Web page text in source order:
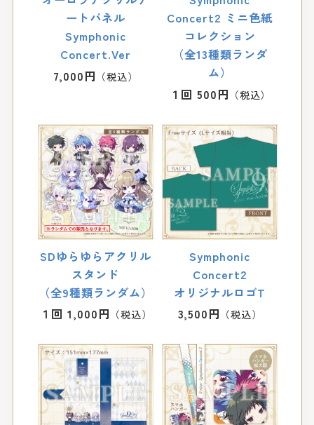
ートパネル
Symphonic
Concert.Ver
7,000円
Concert2 ミニ色紙
コレクション
（全13種類ランダ
ム）
１回 500円
SDゆらゆらアクリル
スタンド
（全9種類ランダム）
１回 1,000円
Symphonic
Concert2
オリジナルロゴT
3,500円